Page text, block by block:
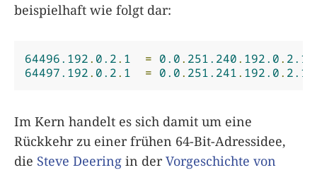
beispielhaft wie folgt dar:
64496.192. 0.2. 1 = 0.0. 251.240. 192.0. 2.1
64497.192. 0.2. 1 = 0.0. 251.241. 192.0. 2.1
Im Kern handelt es sich damit um eine
Rückkehr zu einer frühen 64-Bit-Adressidee,
die Steve Deering in derVorgeschichte von